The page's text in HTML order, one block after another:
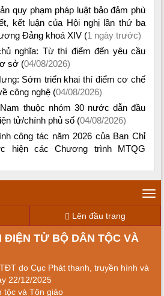
quy phạm pháp luật bảo đảm phù
kết luận của Hội nghị lần thứ ba
Đảng khoá XIV (1 ngày trước)
nghĩa: Từ thí điểm đến yêu cầu
sở (04/08/2026)
Sớm triển khai thí điểm cơ chế
công nghệ (04/08/2026)
thuộc nhóm 30 nước dẫn đầu
tử/chính phủ số (04/08/2026)
công tác năm 2026 của Ban Chỉ
hiện các Chương trình MTQG
Lên đầu trang
ĐIỆN TỬ BỘ DÂN TỘC VÀ
do Cục Phát thanh, truyền hình và
22/12/2025
tộc và Tôn giáo